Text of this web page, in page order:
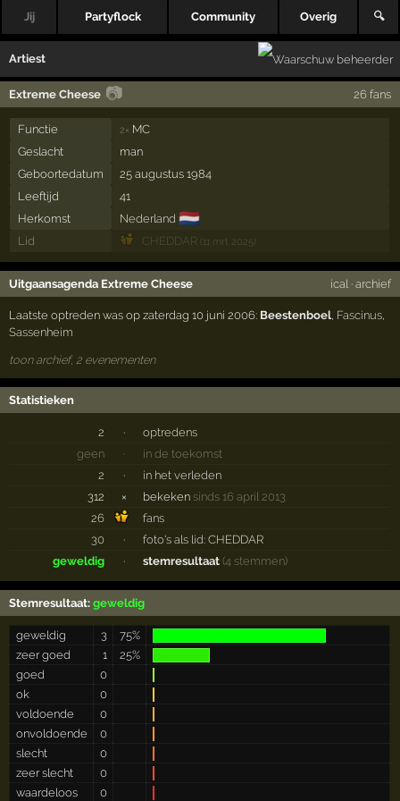
Jij Partyflock Community Overig 🔍
Artiest
Extreme Cheese 📷 26 fans
Functie 2× MC
Geslacht
man
Geboortedatum
25 augustus 1984
Leeftijd
41
Herkomst
Nederland 🇳🇱
Lid CHEDDAR (11 mrt 2025)
Uitgaansagenda Extreme Cheese ical· archief
Laatste optreden was op zaterdag 10 juni 2006: Beestenboel Fascinus
Sassenheim
toon archief, 2 evenementen
Statistieken
2 ·
optredens
geen
·
in de toekomst
2
·
in het verleden
312
× bekeken sinds 16 april 2013
26
fans
30
·
foto's als lid: CHEDDAR
geweldig
· stemresultaat (4 stemmen)
Stemresultaat:geweldig
geweldig 3
75%
zeer goed
1
25%
goed
0
ok
0
voldoende
0
onvoldoende
0
slecht
0
zeer slecht
0
waardeloos
0